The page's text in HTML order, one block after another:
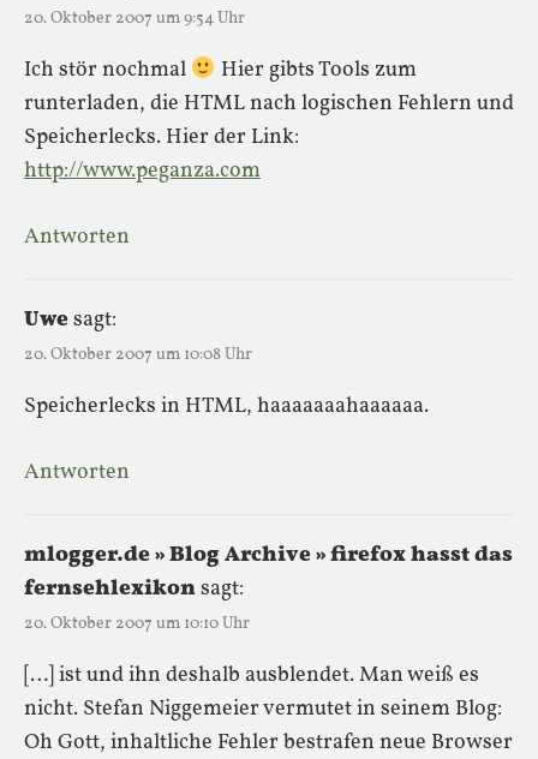
20. Oktober 2007 um 9:54 Uhr
Ich stör nochmal
Hier gibts Tools zum
runterladen, die HTML nach logischen Fehlern und
Speicherlecks. Hier der Link:
http://www.peganza.com
Antworten
Uwesagt:
20. Oktober 2007 um 10:08 Uhr
Speicherlecks in HTML, haaaaaaahaaaaaa.
Antworten
mlogger.de » Blog Archive » firefox hasst das
fernsehlexikonsagt:
20. Oktober 2007 um 10:10 Uhr
[…] ist und ihn deshalb ausblendet. Man weiß es
nicht. Stefan Niggemeier vermutet in seinem Blog:
Oh Gott, inhaltliche Fehler bestrafen neue Browser